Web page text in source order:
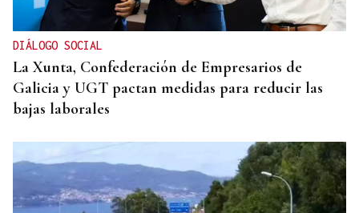
DIÁLOGO SOCIAL
La Xunta, Confederación de Empresarios de
Galicia y UGT pactan medidas para reducir las
bajas laborales